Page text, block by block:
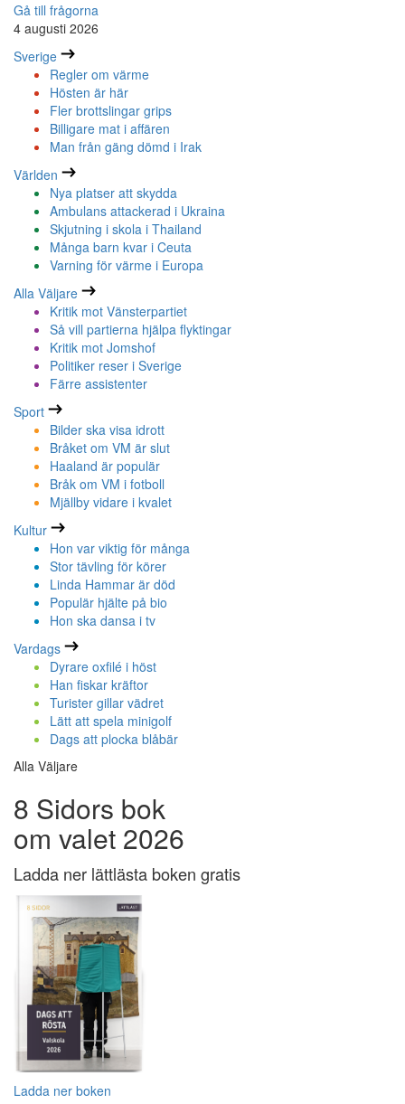
Gå till frågorna
4 augusti 2026
Sverige
Regler om värme
Hösten är här
Fler brottslingar grips
Billigare mat i affären
Man från gäng dömd i Irak
Världen
Nya platser att skydda
Ambulans attackerad i Ukraina
Skjutning i skola i Thailand
Många barn kvar i Ceuta
Varning för värme i Europa
Alla Väljare
Kritik mot Vänsterpartiet
Så vill partierna hjälpa flyktingar
Kritik mot Jomshof
Politiker reser i Sverige
Färre assistenter
Sport
Bilder ska visa idrott
Bråket om VM är slut
Haaland är populär
Bråk om VM i fotboll
Mjällby vidare i kvalet
Kultur
Hon var viktig för många
Stor tävling för körer
Linda Hammar är död
Populär hjälte på bio
Hon ska dansa i tv
Vardags
Dyrare oxfilé i höst
Han fiskar kräftor
Turister gillar vädret
Lätt att spela minigolf
Dags att plocka blåbär
Alla Väljare
8 Sidors bok
om valet 2026
Ladda ner lättlästa boken gratis
Ladda ner boken